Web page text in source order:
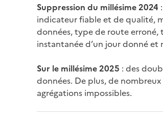
Suppression du millésime 2024
indicateur fiable et de qualité,
données, type de route erroné,
instantanée d’un jour donné
Sur le millésime 2025 : des
données. De plus, de
agrégations impossibles.